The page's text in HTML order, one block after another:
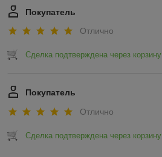
Покупатель
Отлично
Сделка подтверждена через корзину
Покупатель
Отлично
Сделка подтверждена через корзину